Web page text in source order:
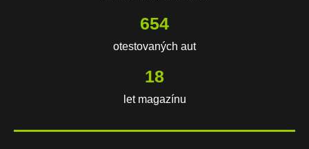
654
otestovaných aut
18
let magazínu